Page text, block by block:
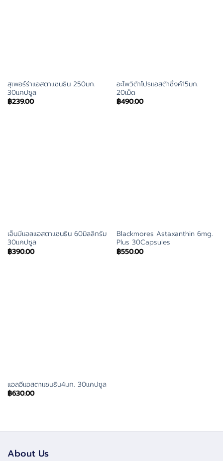
สุเพอร์ร่าแอสตาแซนธิน 250มก.
30แคปซูล
฿239.00
อะโพวิต้าโปรแอสต้าซิ้งค์15มก.
20เม็ด
฿490.00
เอ็นบีแอลแอสตาแซนธิน 60มิลลิกรัม
30แคปซูล
฿390.00
Blackmores Astaxanthin 6mg.
Plus 30Capsules
฿550.00
แอลอีแอสตาแซนธิน4มก. 30แคปซูล
฿630.00
About Us